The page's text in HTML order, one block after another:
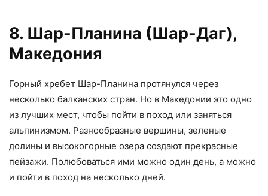
8. Шар-Планина (Шар-Даг),
Македония
Горный хребет Шар-Планина протянулся через
несколько балканских стран. Но в Македонии это одно
из лучших мест, чтобы пойти в поход или заняться
альпинизмом. Разнообразные вершины, зеленые
долины и высокогорные озера создают прекрасные
пейзажи. Полюбоваться ими можно один день, а можно
и пойти в поход на несколько дней.